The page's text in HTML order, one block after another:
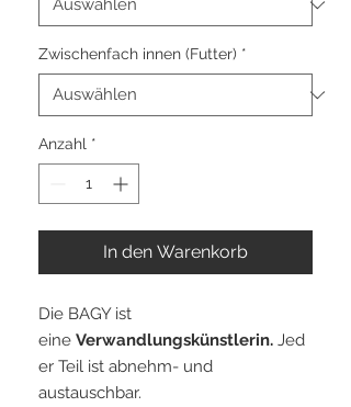
Zwischenfach innen (Futter) *
Anzahl *
In den Warenkorb
Die BAGY ist
eine Verwandlungskünstlerin. Jed
er Teil ist abnehm- und
austauschbar.